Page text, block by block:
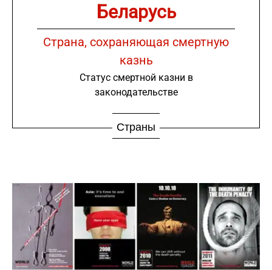
Беларусь
Страна, сохраняющая смертную
казнь
Статус смертной казни в
законодательстве
Страны